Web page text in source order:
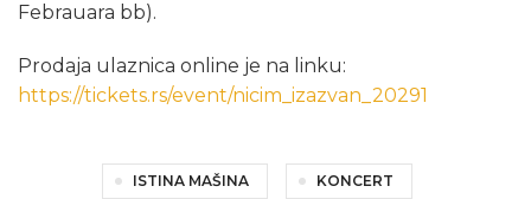
Febrauara bb).
Prodaja ulaznica online je na linku:
https://tickets.rs/event/nicim_izazvan_20291
ISTINA MAŠINA KONCERT